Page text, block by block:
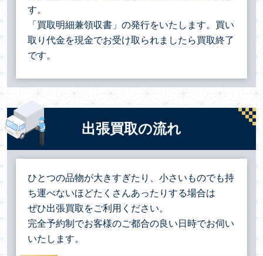
す。
「買取明細兼領収書」の発行をいたします。買い
取り代金を現金でお受け取られましたら買取終了
です。
出張買取の流れ
ひとつの品物が大きすぎたり、小さいものでも持
ち運べないほどたくさんあったりする場合は
ぜひ出張買取をご利用ください。
完全予約制でお客様のご都合の良い日時でお伺い
いたします。